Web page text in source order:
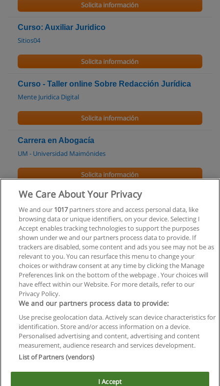
Solicita información
Curso: Auxiliar Juridico
Sitios04
Solicita información
Curso - Taller online Sobre Redacción Jurídica
Mente Juridica Digital
Solicita información
Carrera en Abogacía
UM - Universidad Maimónides
Solicita información
Curso de Secretariado Jurídico con Orientación
en Informática - Nivel Básico
Netcapacitación
Solicita información
Privacidad de datos
Contactar con Educaedu
Copyright © Educaedu Business S.L. - CIF : B-95610580: -
We Care About Your Privacy
We and our 1017partners store and access personal data, like
browsing data or unique identifiers, on your device. Selecting I
Accept enables tracking technologies to support the purposes
shown under we and our partners process data to provide. If
trackers are disabled, some content and ads you see may not be as
relevant to you. You can resurface this menu to change your
choices or withdraw consent at any time by clicking the Manage
Preferences link on the bottom of the webpage . Your choices will
have effect within our Website. For more details, refer to our
Privacy Policy.
We and our partners process data to provide:
Use precise geolocation data. Actively scan device characteristics for
identification. Store and/or access information on a device.
Personalised advertising and content, advertising and content
measurement, audience research and services development.
List of Partners (vendors)
I Accept